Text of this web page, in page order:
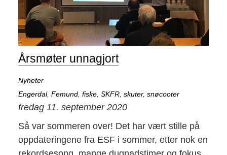
Årsmøter unnagjort
Nyheter
Engerdal, Femund, fiske, SKFR, skuter, snøcooter
fredag 11. september 2020
Så var sommeren over! Det har vært stille på
oppdateringene fra ESF i sommer, etter nok en